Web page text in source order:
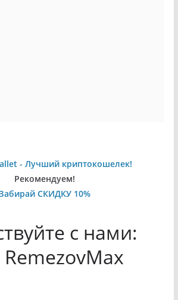
- Лучший криптокошелек!
Рекомендуем!
СКИДКУ 10%
с нами: